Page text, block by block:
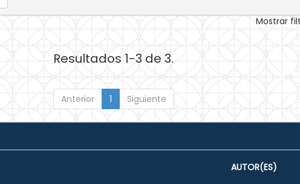
Mostrar
Resultados 1-3 de 3.
Anterior 1 Siguiente
AUTOR(ES)